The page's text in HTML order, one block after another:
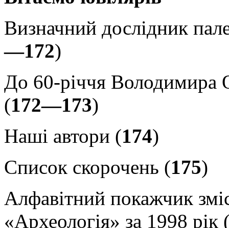
Визначний дослідник
—172)
До 60-річчя Володимира
(172—173)
Наші автори (174)
Список скорочень (175)
Алфавітний покажчик
«Археологія» за 1998 рік